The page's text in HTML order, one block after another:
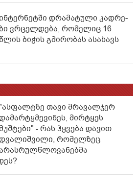
დრა­მა­ტუ­ლი კად­რე­
ვრცელდება, რომელიც 16
წლის ბიჭის გმირობას ასახავს
თავი მრავალჯერ
მირტყეს
- რას ჰყვება დავით
რომელზეც